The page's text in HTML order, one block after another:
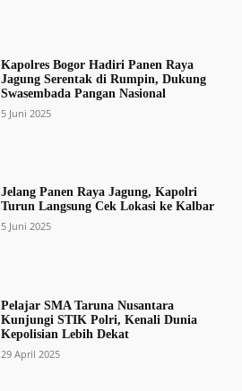
Kapolres Bogor Hadiri Panen Raya
Jagung Serentak di Rumpin, Dukung
Swasembada Pangan Nasional
5 Juni 2025
Jelang Panen Raya Jagung, Kapolri
Turun Langsung Cek Lokasi ke Kalbar
5 Juni 2025
Pelajar SMA Taruna Nusantara
Kunjungi STIK Polri, Kenali Dunia
Kepolisian Lebih Dekat
29 April 2025